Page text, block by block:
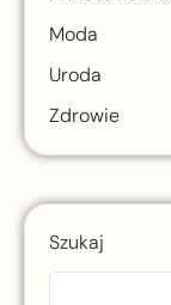
Moda
Uroda
Zdrowie
Szukaj